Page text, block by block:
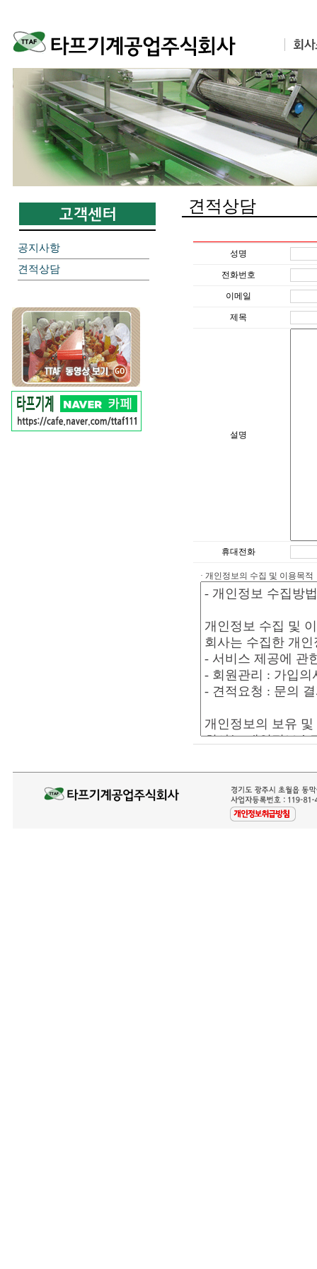
공지사항
견적상담
견적상담
성명
전화번호
이메일
제목
설명
휴대전화
· 개인정보의 수집 및 이용목적